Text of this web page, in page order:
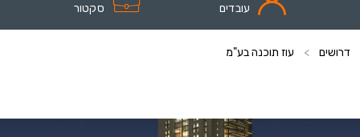
עובדים
סקטור
דרושים > עוז תוכנה בע"מ